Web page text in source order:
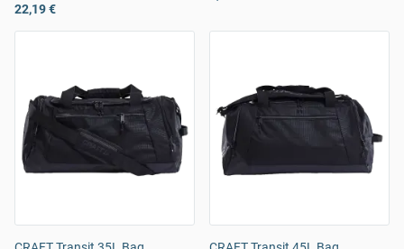
22,19 €